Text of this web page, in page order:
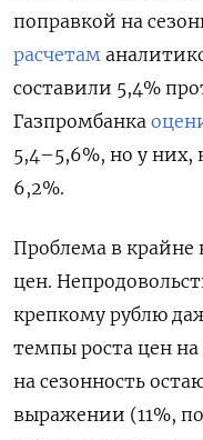
поправкой на
расчетам
составили 5,4%
Газпромбанка
5,4–5,6%, но у них,
6,2%.
Проблема в
цен.
крепкому рублю
темпы роста цен
на сезонность
выражении (11%,